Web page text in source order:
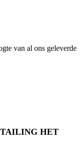
van al ons geleverde
HET